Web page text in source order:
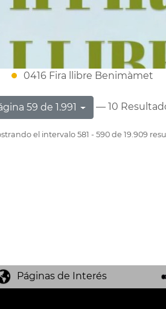
0416 Fira llibre Benimàmet
59 de 1.991 — 10
el intervalo 581 - 590 de 19.909
Páginas de Interés